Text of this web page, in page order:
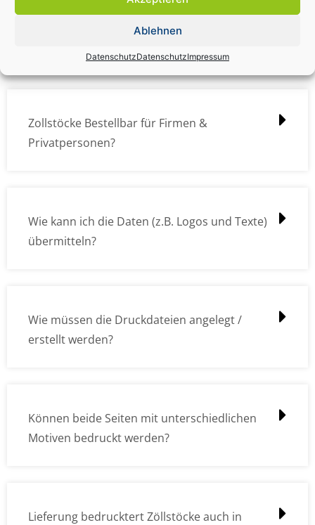
Ablehnen
DatenschutzDatenschutzImpressum
Zollstock Druckdatencheck / Profidatencheck
Zollstöcke Bestellbar für Firmen &
Privatpersonen?
Wie kann ich die Daten (z.B. Logos und Texte)
übermitteln?
Wie müssen die Druckdateien angelegt /
erstellt werden?
Können beide Seiten mit unterschiedlichen
Motiven bedruckt werden?
Lieferung bedrucktert Zöllstöcke auch in